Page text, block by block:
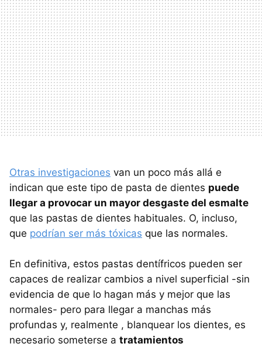
Otras investigaciones van un poco más allá e
indican que este tipo de pasta de dientes puede
llegar a provocar un mayor desgaste del esmalte
que las pastas de dientes habituales. O, incluso,
que podrían ser más tóxicas que las normales.
En definitiva, estos pastas dentífricos pueden ser
capaces de realizar cambios a nivel superficial -sin
evidencia de que lo hagan más y mejor que las
normales- pero para llegar a manchas más
profundas y, realmente , blanquear los dientes, es
necesario someterse a tratamientos